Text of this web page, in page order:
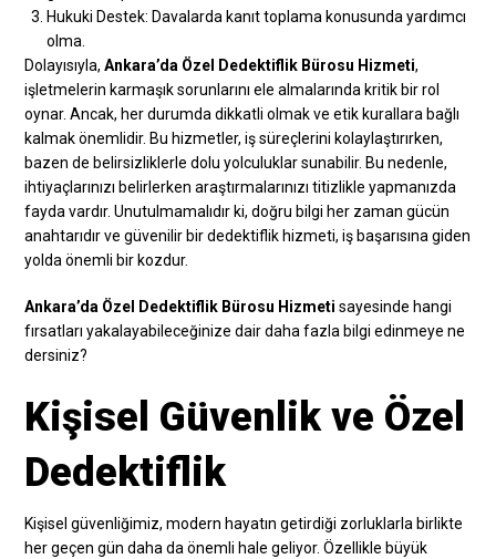
Hukuki Destek: Davalarda kanıt toplama konusunda yardımcı
olma.
Dolayısıyla,Ankara’da Özel Dedektiflik Bürosu Hizmeti,
işletmelerin karmaşık sorunlarını ele almalarında kritik bir rol
oynar. Ancak, her durumda dikkatli olmak ve etik kurallara bağlı
kalmak önemlidir. Bu hizmetler, iş süreçlerini kolaylaştırırken,
bazen de belirsizliklerle dolu yolculuklar sunabilir. Bu nedenle,
ihtiyaçlarınızı belirlerken araştırmalarınızı titizlikle yapmanızda
fayda vardır. Unutulmamalıdır ki, doğru bilgi her zaman gücün
anahtarıdır ve güvenilir bir dedektiflik hizmeti, iş başarısına giden
yolda önemli bir kozdur.
Ankara’da Özel Dedektiflik Bürosu Hizmeti sayesinde hangi
fırsatları yakalayabileceğinize dair daha fazla bilgi edinmeye ne
dersiniz?
Kişisel Güvenlik ve Özel
Dedektiflik
Kişisel güvenliğimiz, modern hayatın getirdiği zorluklarla birlikte
her geçen gün daha da önemli hale geliyor. Özellikle büyük